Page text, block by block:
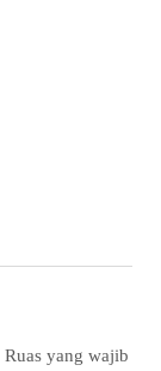
Ruas yang wajib